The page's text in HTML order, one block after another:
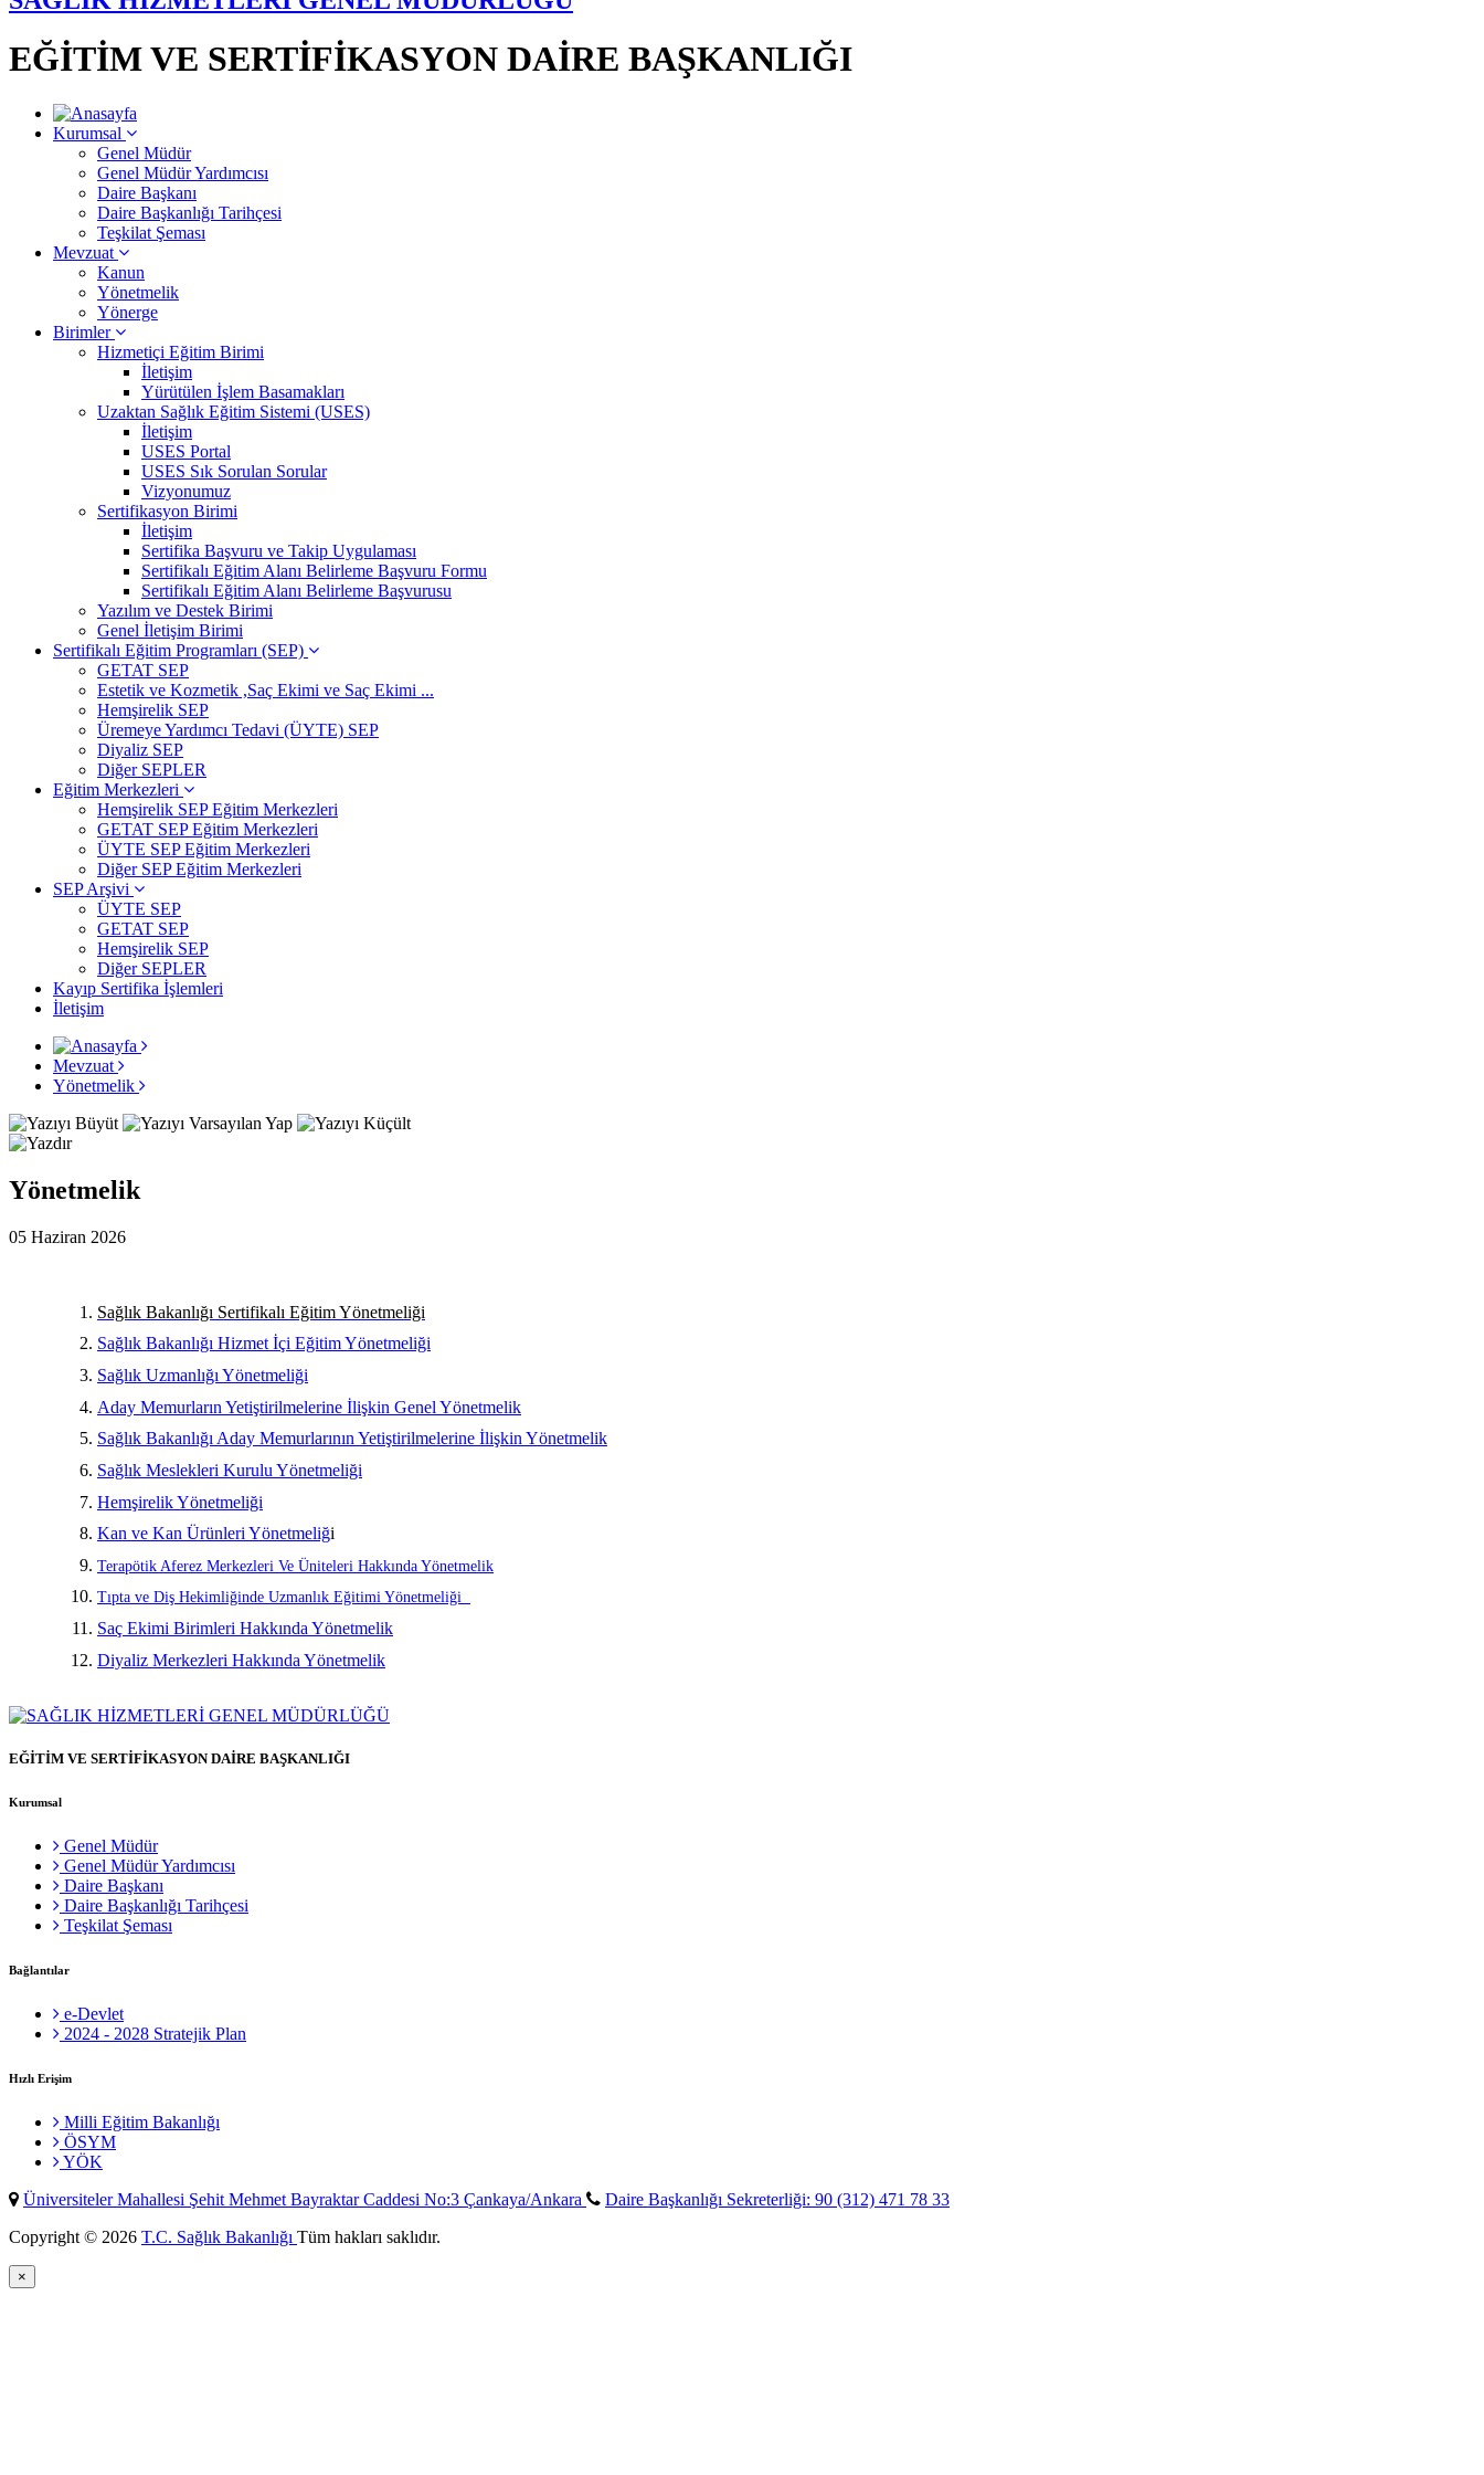
EĞİTİM VE SERTİFİKASYON DAİRE BAŞKANLIĞI
Kurumsal
Genel Müdür
Genel Müdür Yardımcısı
Daire Başkanı
Daire Başkanlığı Tarihçesi
Teşkilat Şeması
Mevzuat
Kanun
Yönetmelik
Yönerge
Birimler
Hizmetiçi Eğitim Birimi
İletişim
Yürütülen İşlem Basamakları
Uzaktan Sağlık Eğitim Sistemi (USES)
İletişim
USES Portal
USES Sık Sorulan Sorular
Vizyonumuz
Sertifikasyon Birimi
İletişim
Sertifika Başvuru ve Takip Uygulaması
Sertifikalı Eğitim Alanı Belirleme Başvuru Formu
Sertifikalı Eğitim Alanı Belirleme Başvurusu
Yazılım ve Destek Birimi
Genel İletişim Birimi
Sertifikalı Eğitim Programları (SEP)
GETAT SEP
Estetik ve Kozmetik ,Saç Ekimi ve Saç Ekimi ...
Hemşirelik SEP
Üremeye Yardımcı Tedavi (ÜYTE) SEP
Diyaliz SEP
Diğer SEPLER
Eğitim Merkezleri
Hemşirelik SEP Eğitim Merkezleri
GETAT SEP Eğitim Merkezleri
ÜYTE SEP Eğitim Merkezleri
Diğer SEP Eğitim Merkezleri
SEP Arşivi
ÜYTE SEP
GETAT SEP
Hemşirelik SEP
Diğer SEPLER
Kayıp Sertifika İşlemleri
İletişim
Mevzuat
Yönetmelik
Yönetmelik
05 Haziran 2026
Sağlık Bakanlığı Sertifikalı Eğitim Yönetmeliği
Sağlık Bakanlığı Hizmet İçi Eğitim Yönetmeliği
Sağlık Uzmanlığı Yönetmeliği
Aday Memurların Yetiştirilmelerine İlişkin Genel Yönetmelik
Sağlık Bakanlığı Aday Memurlarının Yetiştirilmelerine İlişkin Yönetmelik
Sağlık Meslekleri Kurulu Yönetmeliği
Hemşirelik Yönetmeliği
Kan ve Kan Ürünleri Yönetmeliği
Terapötik Aferez Merkezleri Ve Üniteleri Hakkında Yönetmelik
Tıpta ve Diş Hekimliğinde Uzmanlık Eğitimi Yönetmeliği
Saç Ekimi Birimleri Hakkında Yönetmelik
Diyaliz Merkezleri Hakkında Yönetmelik
EĞİTİM VE SERTİFİKASYON DAİRE BAŞKANLIĞI
Kurumsal
Genel Müdür
Genel Müdür Yardımcısı
Daire Başkanı
Daire Başkanlığı Tarihçesi
Teşkilat Şeması
Bağlantılar
e-Devlet
2024 - 2028 Stratejik Plan
Hızlı Erişim
Milli Eğitim Bakanlığı
ÖSYM
YÖK
Üniversiteler Mahallesi Şehit Mehmet Bayraktar Caddesi No:3 Çankaya/Ankara
Daire Başkanlığı Sekreterliği: 90 (312) 471 78 33
Copyright © 2026 T.C. Sağlık Bakanlığı Tüm hakları saklıdır.
×